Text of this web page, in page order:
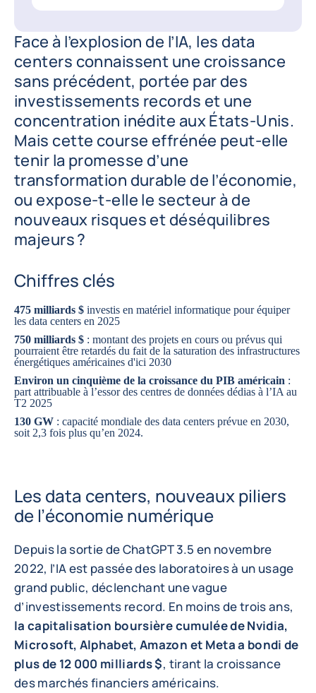
Face à l’explosion de l’IA, les data
centers connaissent une croissance
sans précédent, portée par des
investissements records et une
concentration inédite aux États-Unis.
Mais cette course effrénée peut-elle
tenir la promesse d’une
transformation durable de l’économie,
ou expose-t-elle le secteur à de
nouveaux risques et déséquilibres
majeurs ?
Chiffres clés
475 milliards $ investis en matériel informatique pour équiper
les data centers en 2025
750 milliards $ : montant des projets en cours ou prévus qui
pourraient être retardés du fait de la saturation des infrastructures
énergétiques américaines d'ici 2030
Environ un cinquième de la croissance du PIB américain :
part attribuable à l’essor des centres de données dédias à l’IA au
T2 2025
130 GW : capacité mondiale des data centers prévue en 2030,
soit 2,3 fois plus qu’en 2024.
Les data centers, nouveaux piliers
de l’économie numérique
Depuis la sortie de ChatGPT 3.5 en novembre
2022, l’IA est passée des laboratoires à un usage
grand public, déclenchant une vague
d’investissements record. En moins de trois ans,
la capitalisation boursière cumulée de Nvidia,
Microsoft, Alphabet, Amazon et Meta a bondi de
plus de 12 000 milliards $, tirant la croissance
des marchés financiers américains.